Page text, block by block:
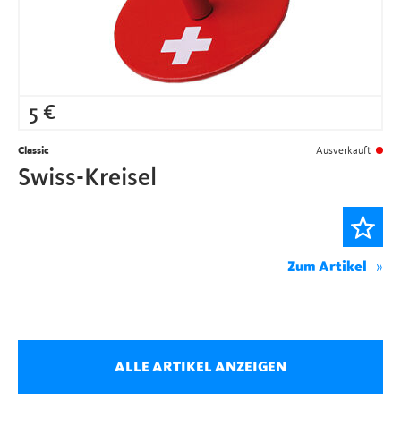
5 €
Classic Ausverkauft
Swiss-Kreisel
Zum Artikel
ALLE ARTIKEL ANZEIGEN